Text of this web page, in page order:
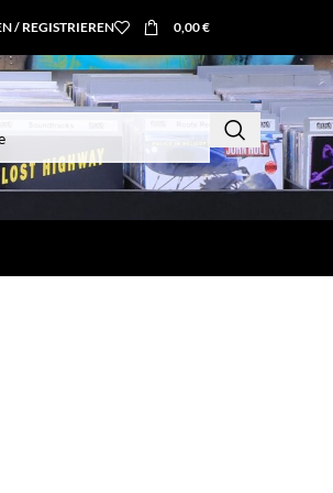
/ REGISTRIEREN 0,00€